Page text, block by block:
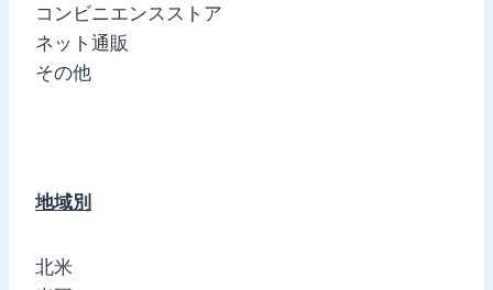
コンビニエンスストア
ネット通販
その他
地域別
北米